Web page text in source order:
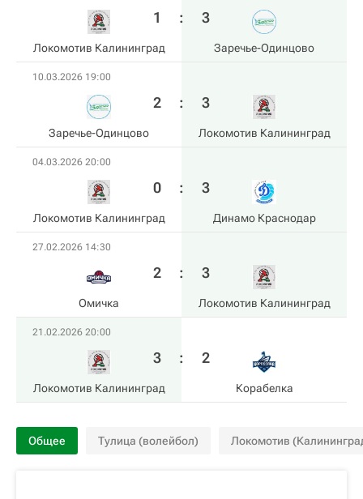
Локомотив Калининград
1 : 3
Заречье-Одинцово
10.03.2026 19:00
Заречье-Одинцово
2 : 3
Локомотив Калининград
04.03.2026 20:00
Локомотив Калининград
0 : 3
Динамо Краснодар
27.02.2026 14:30
Омичка
2 : 3
Локомотив Калининград
21.02.2026 20:00
Локомотив Калининград
3 : 2
Корабелка
Общее Тулица (волейбол) Локомотив